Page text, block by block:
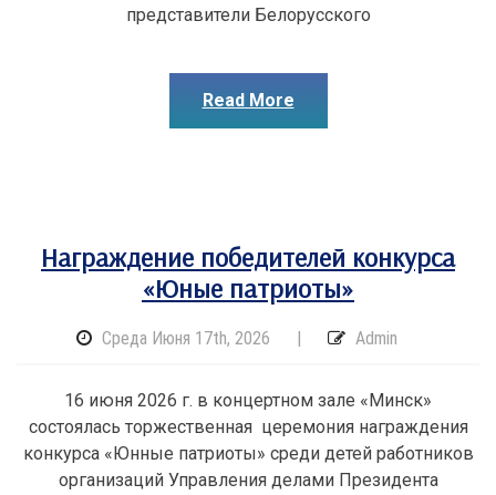
представители Белорусского
Read More
Награждение победителей конкурса
«Юные патриоты»
Среда Июня 17th, 2026 | Admin
16 июня 2026 г. в концертном зале «Минск»
состоялась торжественная церемония награждения
конкурса «Юнные патриоты» среди детей работников
организаций Управления делами Президента